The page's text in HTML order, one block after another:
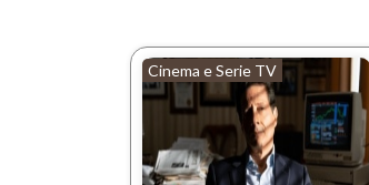
Cinema e Serie TV